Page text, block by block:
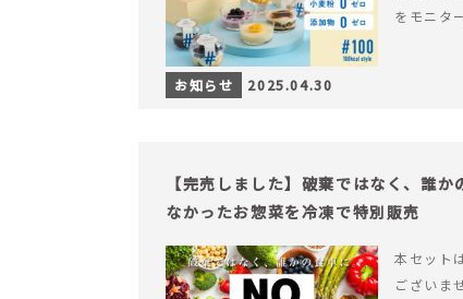
をモニタ
お知らせ 2025.04.30
【完売しました】破棄ではなく、誰
なかったお惣菜を冷凍で特別販売
本セット
ございま